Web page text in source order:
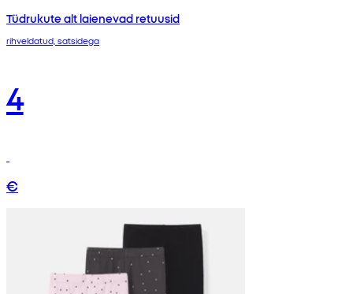
Tüdrukute alt laienevad retuusid
rihveldatud, satsidega
4
€